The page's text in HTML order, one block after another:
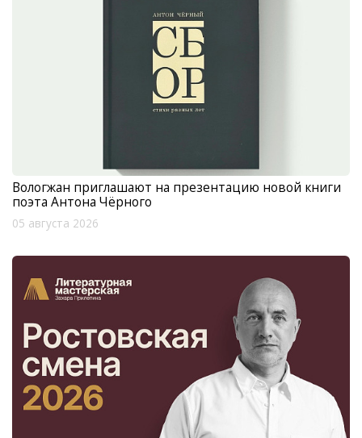
Вологжан приглашают на презентацию новой книги
поэта Антона Чёрного
05 августа 2026